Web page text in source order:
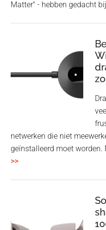
Matter" - hebben gedacht
netwerken die niet
geïnstalleerd moet worden.
>>overBelkin
draadloos